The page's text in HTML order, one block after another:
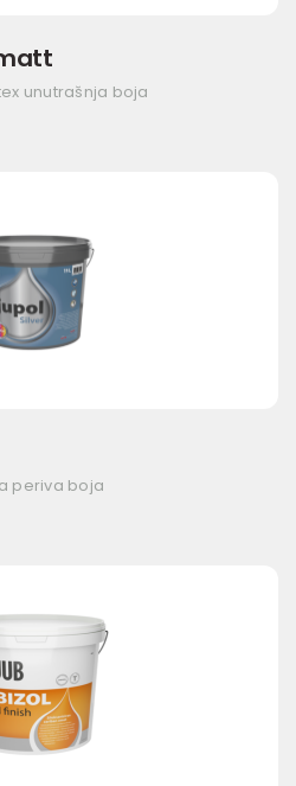
unutrašnja boja
periva boja